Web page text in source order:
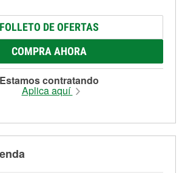
FOLLETO DE OFERTAS
COMPRA AHORA
Estamos contratando
Aplica aquí